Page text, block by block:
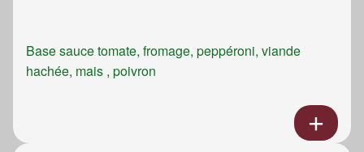
Base sauce tomate, fromage, peppéroni, viande
hachée, mais , poivron